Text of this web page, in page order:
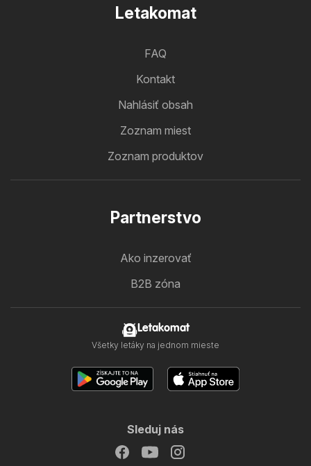
Letakomat
FAQ
Kontakt
Nahlásiť obsah
Zoznam miest
Zoznam produktov
Partnerstvo
Ako inzerovať
B2B zóna
Letakomat
Všetky letáky na jednom mieste
Sleduj nás